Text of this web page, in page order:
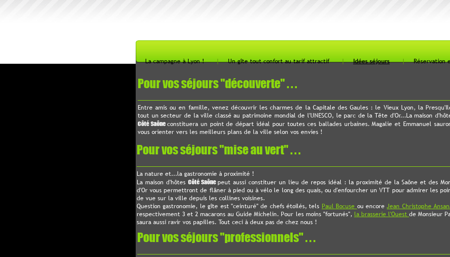
La campagne à Lyon ! Un gîte tout confort au tarif attractif Idées séjours Réservation
Pour vos séjours "découverte" . . .
Entre amis ou en famille, venez découvrir les charmes de la Capitale des Gaules : le Vieux Lyon, la
tout un secteur de la ville classé au patrimoine mondial de l'UNESCO, le parc de la Tête d'Or...La maison
Côté Saôneconstituera un point de départ idéal pour toutes ces ballades urbaines. Magalie et Emmanuel
vous orienter vers les meilleurs plans de la ville selon vos envies !
Pour vos séjours "mise au vert" . . .
La nature et...la gastronomie à proximité !
La maison d'hôtes Côté Saônepeut aussi constituer un lieu de repos idéal : la proximité de la Saône et des
d'Or vous permettront de flâner à pied ou à vélo le long des quais, ou d'enfourcher un VTT pour admirer les
de vue sur la ville depuis les collines voisines.
Question gastronomie, le gîte est "ceinturé" de chefs étoilés, tels Paul Bocuse ou encoreJean Christophe
respectivement 3 et 2 macarons au Guide Michelin. Pour les moins "fortunés", la brasserie l'Ouest de Monsieur
saura aussi ravir vos papilles. Tout ceci à deux pas de chez nous !
Pour vos séjours "professionnels" . . .